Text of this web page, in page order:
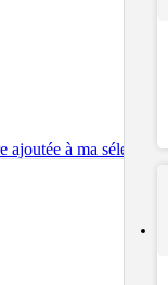
ajoutée à ma sélection